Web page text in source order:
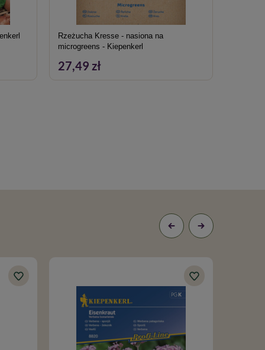
Rzeżucha Kresse - nasiona na
microgreens - Kiepenkerl
27,49 zł